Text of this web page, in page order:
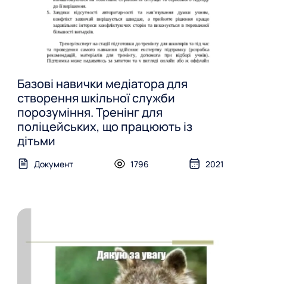
Базові навички медіатора для
створення шкільної служби
порозуміння. Тренінг для
поліцейських, що працюють із
дітьми
Документ 1796 2021